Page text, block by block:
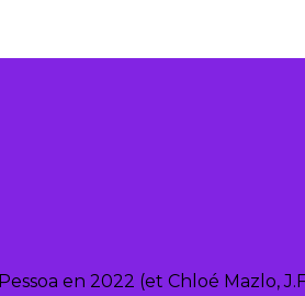
en 2022 (et Chloé Mazlo,